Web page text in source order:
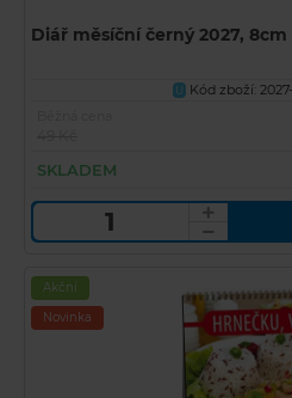
Diář měsíční černý 2027, 8cm
U
Kód zboží:
SKLADEM
Akční
Novinka